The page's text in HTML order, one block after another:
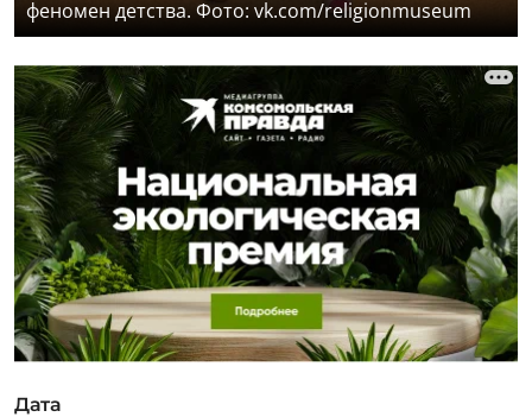
феномен детства. Фото: vk.com/religionmuseum
Дата